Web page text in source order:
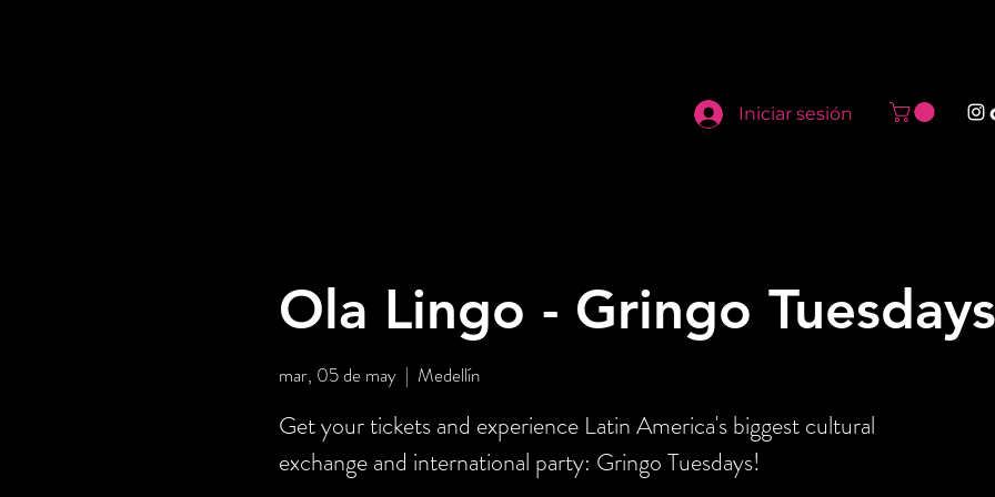
Iniciar sesión
Ola Lingo - Gringo Tuesdays
mar, 05 de may
  |
Medellín
Get your tickets and experience Latin America's biggest cultural
exchange and international party: Gringo Tuesdays!